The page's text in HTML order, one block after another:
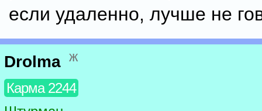
если удаленно, лучше не
Drolma ж
Карма 2244